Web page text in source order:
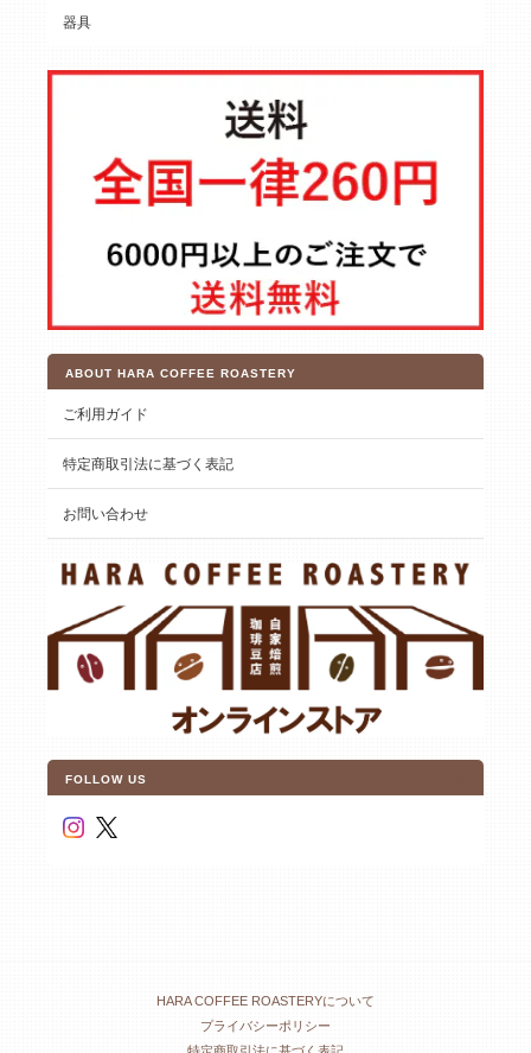
器具
ABOUT HARA COFFEE ROASTERY
ご利用ガイド
特定商取引法に基づく表記
お問い合わせ
FOLLOW US
HARA COFFEE ROASTERYについて
プライバシーポリシー